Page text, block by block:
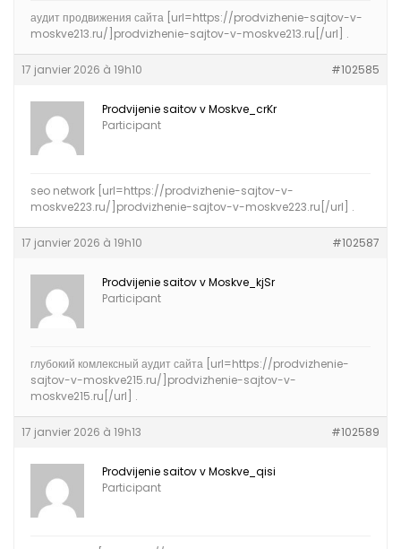
аудит продвижения сайта [url=https://prodvizhenie-sajtov-v-
moskve213.ru/]prodvizhenie-sajtov-v-moskve213.ru[/url] .
17 janvier 2026 à 19h10 #102585
Prodvijenie saitov v Moskve_crKr
Participant
seo network [url=https://prodvizhenie-sajtov-v-
moskve223.ru/]prodvizhenie-sajtov-v-moskve223.ru[/url] .
17 janvier 2026 à 19h10 #102587
Prodvijenie saitov v Moskve_kjSr
Participant
глубокий комлексный аудит сайта [url=https://prodvizhenie-
sajtov-v-moskve215.ru/]prodvizhenie-sajtov-v-
moskve215.ru[/url] .
17 janvier 2026 à 19h13 #102589
Prodvijenie saitov v Moskve_qisi
Participant